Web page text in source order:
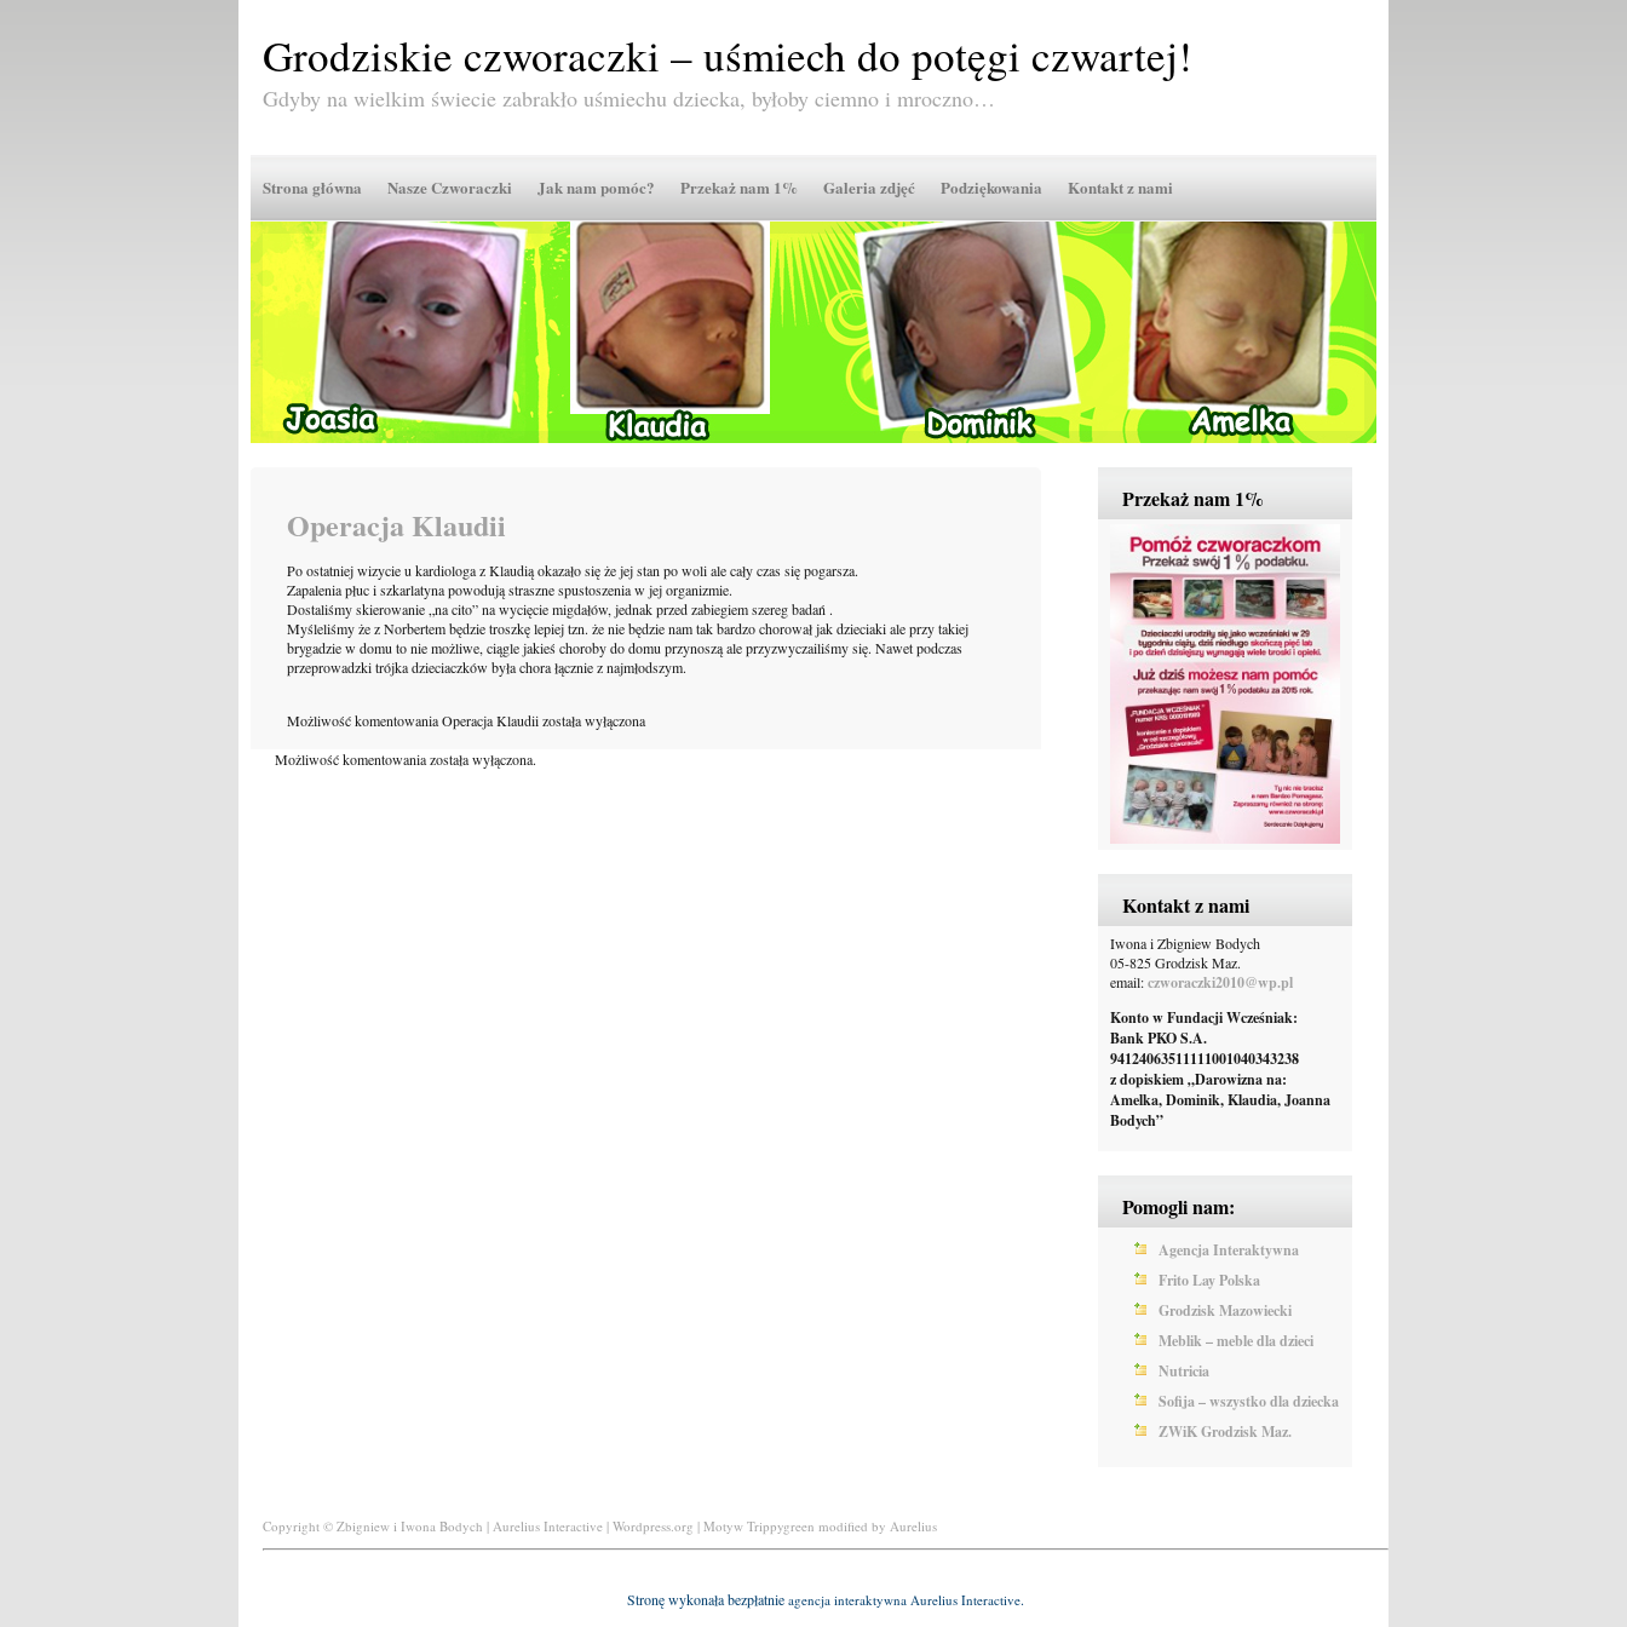
Grodziskie czworaczki – uśmiech do potęgi czwartej!
Gdyby na wielkim świecie zabrakło uśmiechu dziecka, byłoby ciemno i mroczno…
Strona główna Nasze Czworaczki Jak nam pomóc? Przekaż nam 1% Galeria zdjęć Podziękowania Kontakt z nami
Operacja Klaudii
Po ostatniej wizycie u kardiologa z Klaudią okazało się że jej stan po woli ale cały czas się pogarsza.
Zapalenia płuc i szkarlatyna powodują straszne spustoszenia w jej organizmie.
Dostaliśmy skierowanie „na cito” na wycięcie migdałów, jednak przed zabiegiem szereg badań .
Myśleliśmy że z Norbertem będzie troszkę lepiej tzn. że nie będzie nam tak bardzo chorował jak dzieciaki ale przy takiej
brygadzie w domu to nie możliwe, ciągle jakieś choroby do domu przynoszą ale przyzwyczailiśmy się. Nawet podczas
przeprowadzki trójka dzieciaczków była chora łącznie z najmłodszym.
Możliwość komentowaniaOperacja Klaudiizostała wyłączona
Możliwość komentowania została wyłączona.
Przekaż nam 1%
Kontakt z nami
Iwona i Zbigniew Bodych
05-825 Grodzisk Maz.
email:czworaczki2010@wp.pl
Konto w Fundacji Wcześniak:
Bank PKO S.A.
94124063511111001040343238
z dopiskiem „Darowizna na:
Amelka, Dominik, Klaudia, Joanna
Bodych”
Pomogli nam:
Agencja Interaktywna
Frito Lay Polska
Grodzisk Mazowiecki
Meblik – meble dla dzieci
Nutricia
Sofija – wszystko dla dziecka
ZWiK Grodzisk Maz.
Copyright © Zbigniew i Iwona Bodych | Aurelius Interactive | Wordpress.org | Motyw Trippygreen modified by Aurelius
Stronę wykonała bezpłatnie agencja interaktywna Aurelius Interactive.